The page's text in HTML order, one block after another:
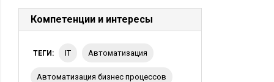
Компетенции и интересы
ТЕГИ: IT Автоматизация
Автоматизация бизнес процессов